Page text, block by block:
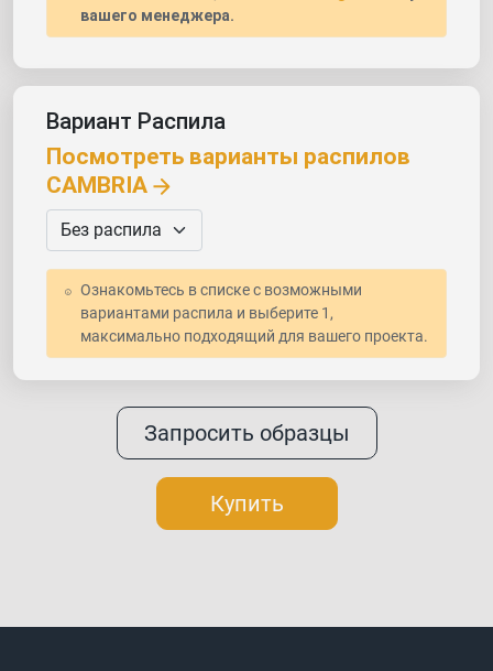
вашего менеджера.
Вариант Распила
Посмотреть варианты распилов
CAMBRIA
Ознакомьтесь в списке с возможными
вариантами распила и выберите 1,
максимально подходящий для вашего проекта.
Запросить образцы
Купить